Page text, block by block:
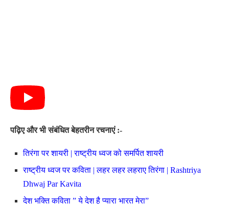
पढ़िए और भी संबंधित बेहतरीन रचनाएं :-
तिरंगा पर शायरी | राष्ट्रीय ध्वज को समर्पित शायरी
राष्ट्रीय ध्वज पर कविता | लहर लहर लहराए तिरंगा | Rashtriya
Dhwaj Par Kavita
देश भक्ति कविता ” ये देश है प्यारा भारत मेरा”